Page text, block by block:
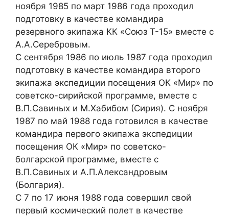
ноября 1985 по март 1986 года проходил
подготовку в качестве командира
резервного экипажа КК «Союз Т-15» вместе с
А.А.Серебровым.
С сентября 1986 по июль 1987 года проходил
подготовку в качестве командира второго
экипажа экспедиции посещения ОК «Мир» по
советско-сирийской программе, вместе с
В.П.Савиных и М.Хабибом (Сирия). С ноября
1987 по май 1988 года готовился в качестве
командира первого экипажа экспедиции
посещения ОК «Мир» по советско-
болгарской программе, вместе с
В.П.Савиных и А.П.Александровым
(Болгария).
С 7 по 17 июня 1988 года совершил свой
первый космический полет в качестве